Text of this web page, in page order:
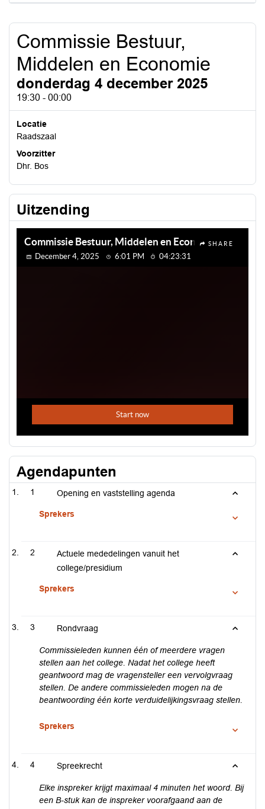
Commissie Bestuur,
Middelen en Economie
donderdag 4 december 2025
19:30 - 00:00
Locatie
Raadszaal
Voorzitter
Dhr. Bos
Uitzending
Agendapunten
1 Opening en vaststelling agenda
Sprekers
2
Actuele mededelingen vanuit het
college/presidium
Sprekers
3 Rondvraag
Commissieleden kunnen één of meerdere vragen
stellen aan het college. Nadat het college heeft
geantwoord mag de vragensteller een vervolgvraag
stellen. De andere commissieleden mogen na de
beantwoording één korte verduidelijkingsvraag stellen.
Sprekers
4 Spreekrecht
Elke inspreker krijgt maximaal 4 minuten het woord. Bij
een B-stuk kan de inspreker voorafgaand aan de